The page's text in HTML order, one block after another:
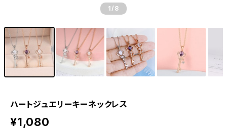
1 /8
ハートジュエリーキーネックレス
¥1,080